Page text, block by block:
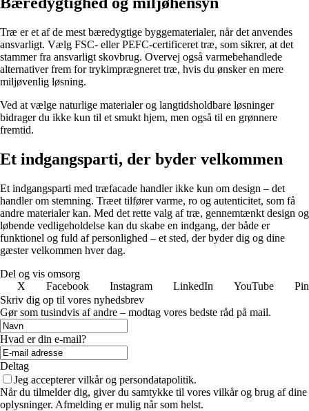
Træ er et af de mest bæredygtige byggematerialer, når det anvendes
ansvarligt. Vælg FSC- eller PEFC-certificeret træ, som sikrer, at det
stammer fra ansvarligt skovbrug. Overvej også varmebehandlede
alternativer frem for trykimprægneret træ, hvis du ønsker en mere
miljøvenlig løsning.
Ved at vælge naturlige materialer og langtidsholdbare løsninger
bidrager du ikke kun til et smukt hjem, men også til en grønnere
fremtid.
Et indgangsparti, der byder velkommen
Et indgangsparti med træfacade handler ikke kun om design – det
handler om stemning. Træet tilfører varme, ro og autenticitet, som få
andre materialer kan. Med det rette valg af træ, gennemtænkt design og
løbende vedligeholdelse kan du skabe en indgang, der både er
funktionel og fuld af personlighed – et sted, der byder dig og dine
gæster velkommen hver dag.
Del og vis omsorg
X
Facebook Instagram LinkedIn YouTube
Skriv dig op til vores nyhedsbrev
Gør som tusindvis af andre – modtag vores bedste råd på mail.
Hvad er din e-mail?
Deltag
Jeg accepterer vilkår og persondatapolitik.
Når du tilmelder dig, giver du samtykke til vores vilkår og brug af dine
oplysninger. Afmelding er mulig når som helst.